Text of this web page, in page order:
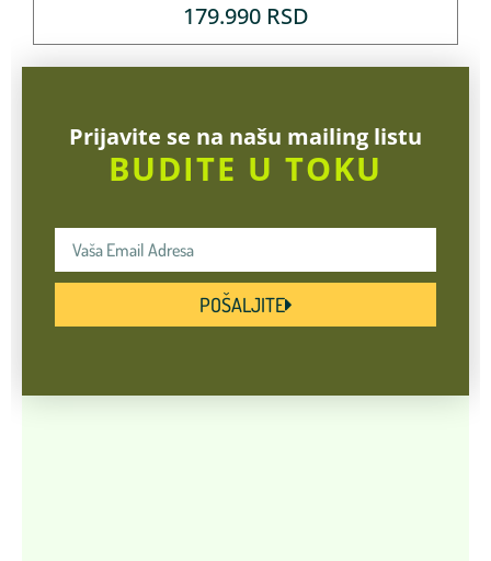
179.990 RSD
Prijavite se na našu mailing listu
BUDITE U TOKU
POŠALJITE